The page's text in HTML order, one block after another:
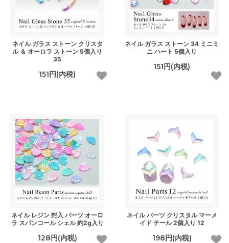
ネイル ガラス ストーン クリスタ
ル ＆ オーロラ ストーン 5個入り
35
151円(内税)
ネイル ガラス ストーン 34 ミニミ
ニ ハート 5個入り
151円(内税)
ネイル レジン 封入 パーツ オーロ
ラ スパンコール シェル 約2g入り
128円(内税)
ネイル パーツ クリスタル マーメ
イド テール 2個入り 12
198円(内税)